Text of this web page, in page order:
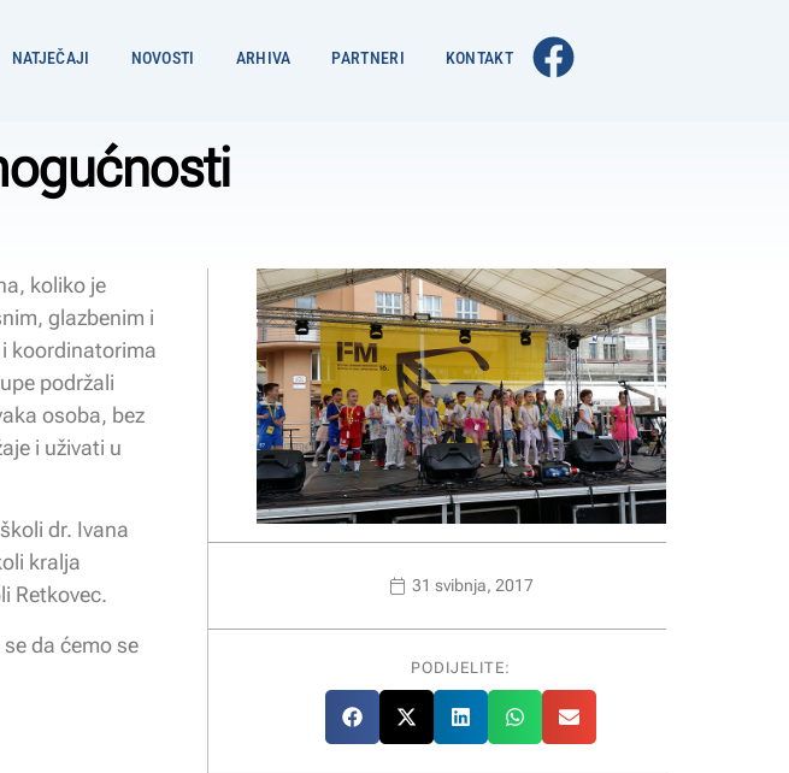
NATJEČAJI NOVOSTI ARHIVA PARTNERI KONTAKT
koliko je
glazbenim i
koordinatorima
podržali
osoba, bez
i uživati u
dr. Ivana
kralja
Retkovec.
da ćemo se
31 svibnja, 2017
PODIJELITE: